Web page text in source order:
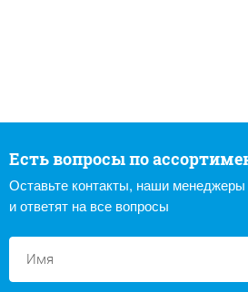
Есть вопросы по
Оставьте контакты, наши
и ответят на все вопросы